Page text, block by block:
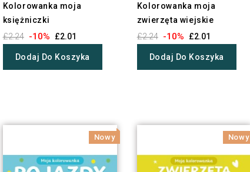
Kolorowanka moja
księżniczki
£2.24 -10% £2.01
Dodaj Do Koszyka
Kolorowanka moja
zwierzęta wiejskie
£2.24 -10% £2.01
Dodaj Do Koszyka
Nowy Nowy